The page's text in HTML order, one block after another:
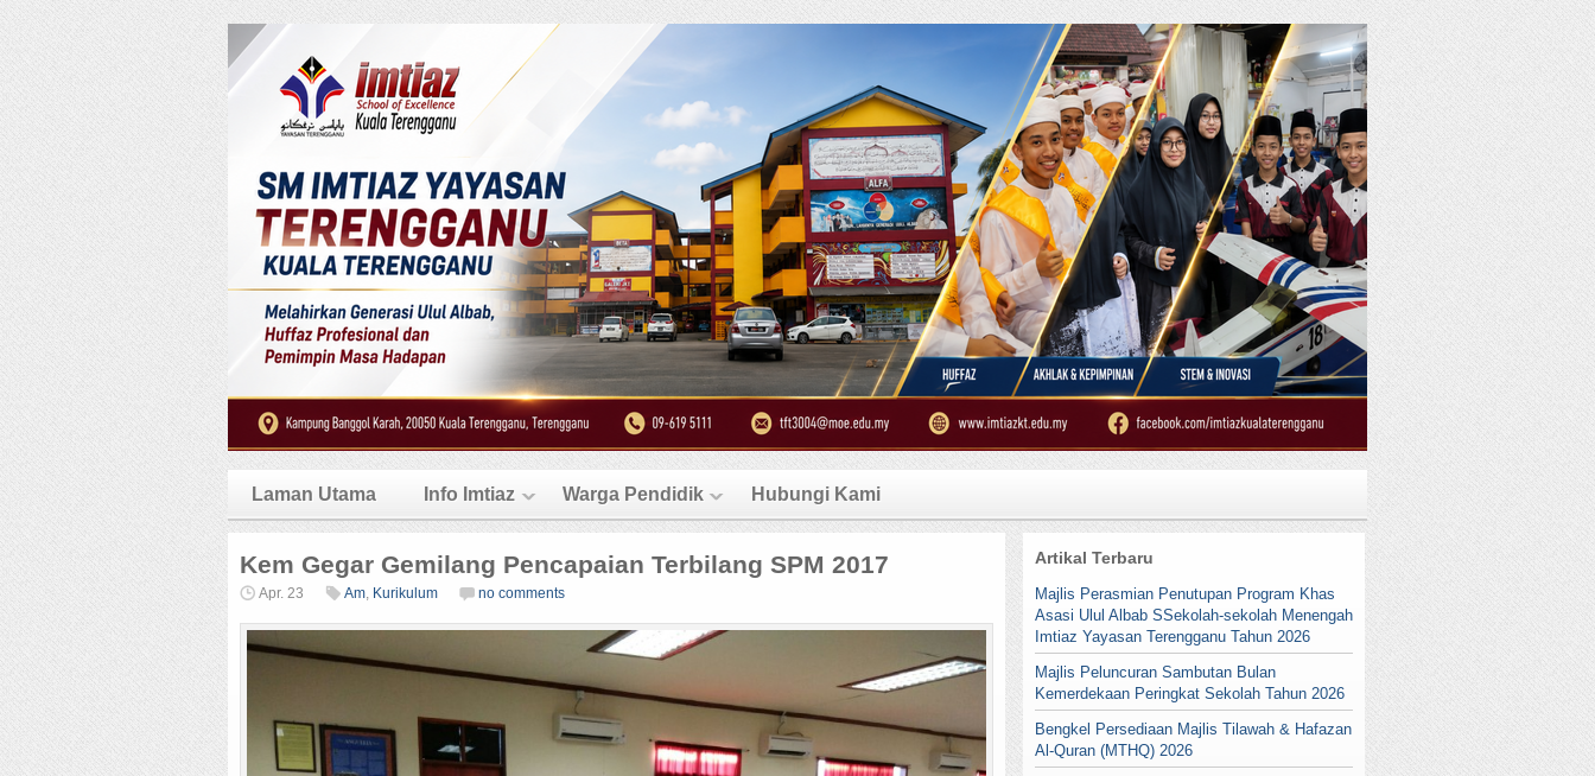
Laman Utama Info Imtiaz Warga Pendidik Hubungi Kami
Kem Gegar Gemilang Pencapaian Terbilang SPM 2017
Apr. 23 Am, Kurikulum no comments
Artikal Terbaru
Majlis Perasmian Penutupan Program Khas
Asasi Ulul Albab SSekolah-sekolah Menengah
Imtiaz Yayasan Terengganu Tahun 2026
Majlis Peluncuran Sambutan Bulan
Kemerdekaan Peringkat Sekolah Tahun 2026
Bengkel Persediaan Majlis Tilawah & Hafazan
Al-Quran (MTHQ) 2026